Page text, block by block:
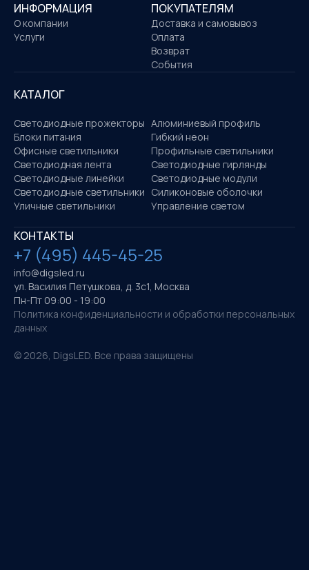
ИНФОРМАЦИЯ
О компании
Услуги
ПОКУПАТЕЛЯМ
Доставка и самовывоз
Оплата
Возврат
События
КАТАЛОГ
Светодиодные прожекторы Алюминиевый профиль
Блоки питания
Гибкий неон
Офисные светильники
Профильные светильники
Светодиодная лента
Светодиодные гирлянды
Светодиодные линейки
Светодиодные модули
Светодиодные светильники Силиконовые оболочки
Уличные светильники
Управление светом
КОНТАКТЫ
+7 (495) 445-45-25
info@digsled.ru
ул. Василия Петушкова, д. 3с1, Москва
Пн-Пт 09:00 - 19:00
Политика конфиденциальности и обработки персональных
данных
© 2026, DigsLED. Все права защищены